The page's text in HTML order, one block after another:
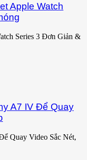
Apple Watch
Series 3 Đơn Giản &
A7 IV Để Quay
Quay Video Sắc Nét,